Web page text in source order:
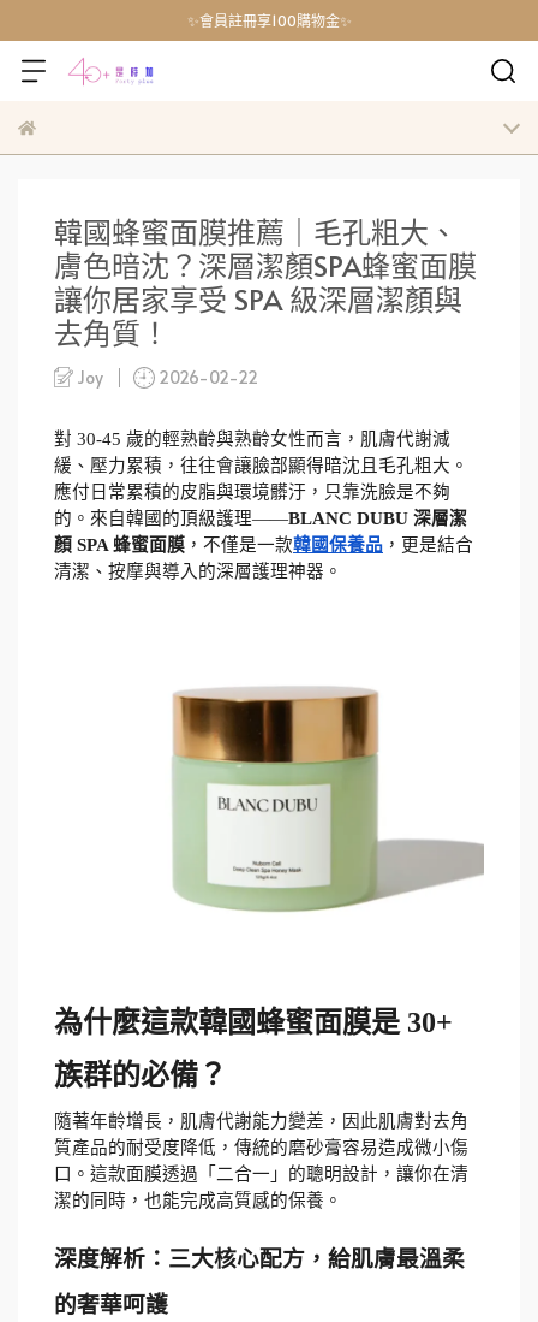
✨會員註冊享100購物金✨
韓國蜂蜜面膜推薦｜毛孔粗大、
膚色暗沈？深層潔顏SPA蜂蜜面膜
讓你居家享受 SPA 級深層潔顏與
去角質！
Joy 2026-02-22
對 30-45 歲的輕熟齡與熟齡女性而言，肌膚代謝減
緩、壓力累積，往往會讓臉部顯得暗沈且毛孔粗大。
應付日常累積的皮脂與環境髒汙，只靠洗臉是不夠
的。來自韓國的頂級護理——BLANC DUBU 深層潔
顏 SPA 蜂蜜面膜 ，不僅是一款韓國保養品 ，更是結合
清潔、按摩與導入的深層護理神器。
為什麼這款韓國蜂蜜面膜是 30+
族群的必備？
隨著年齡增長，肌膚代謝能力變差，因此肌膚對去角
質產品的耐受度降低，傳統的磨砂膏容易造成微小傷
口。這款面膜透過「二合一」的聰明設計，讓你在清
潔的同時，也能完成高質感的保養。
深度解析：三大核心配方，給肌膚最溫柔
的奢華呵護